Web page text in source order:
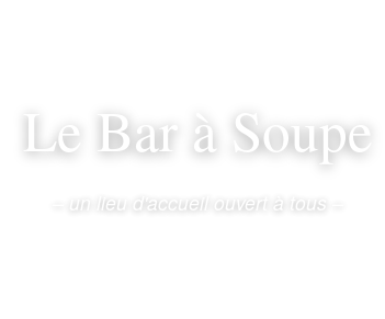
Le Bar à Soupe
– un lieu d'accueil ouvert à tous –